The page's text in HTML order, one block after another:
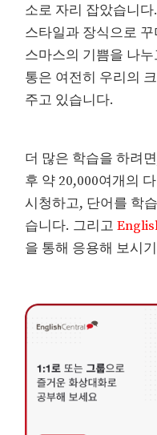
소로 자리 잡았습니
스타일과 장식으로
스마스의 기쁨을 나
통은 여전히 우리의
주고 있습니다.
더 많은 학습을 하려
후 약 20,000여개의
시청하고, 단어를 학
습니다. 그리고
을 통해 응용해 보시